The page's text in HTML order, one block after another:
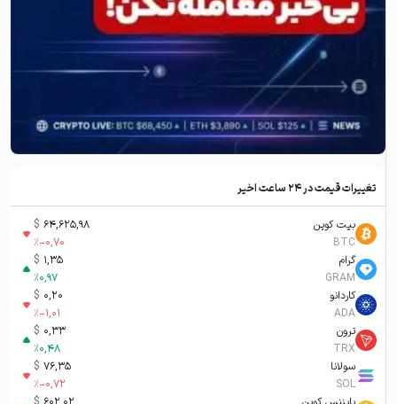
تغییرات قیمت در ۲۴ ساعت اخیر
بیت کوین
BTC
64,625,98
$
%-0,70
گرام
GRAM
1,35
$
%0,97
کاردانو
ADA
0,20
$
%-1,01
ترون
TRX
0,33
$
%0,48
سولانا
SOL
76,35
$
%-0,72